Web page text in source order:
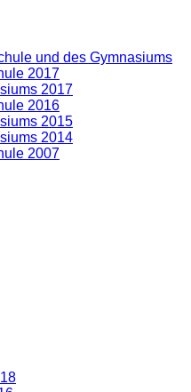
und des Gymnasiums
2017
2017
2016
2015
2014
2007